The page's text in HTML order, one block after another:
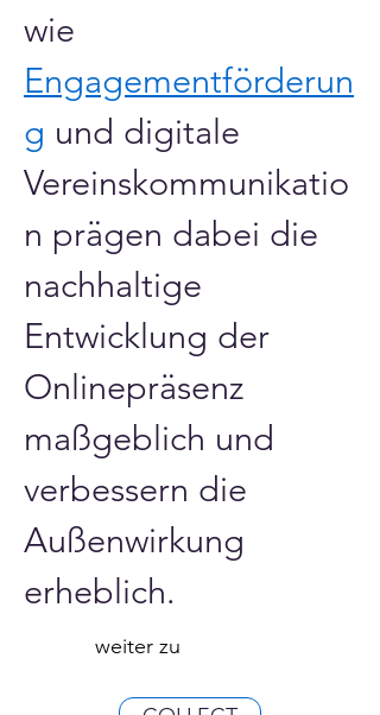
wie
Engagementförderun
g und digitale
Vereinskommunikatio
n prägen dabei die
nachhaltige
Entwicklung der
Onlinepräsenz
maßgeblich und
verbessern die
Außenwirkung
erheblich.
weiter zu